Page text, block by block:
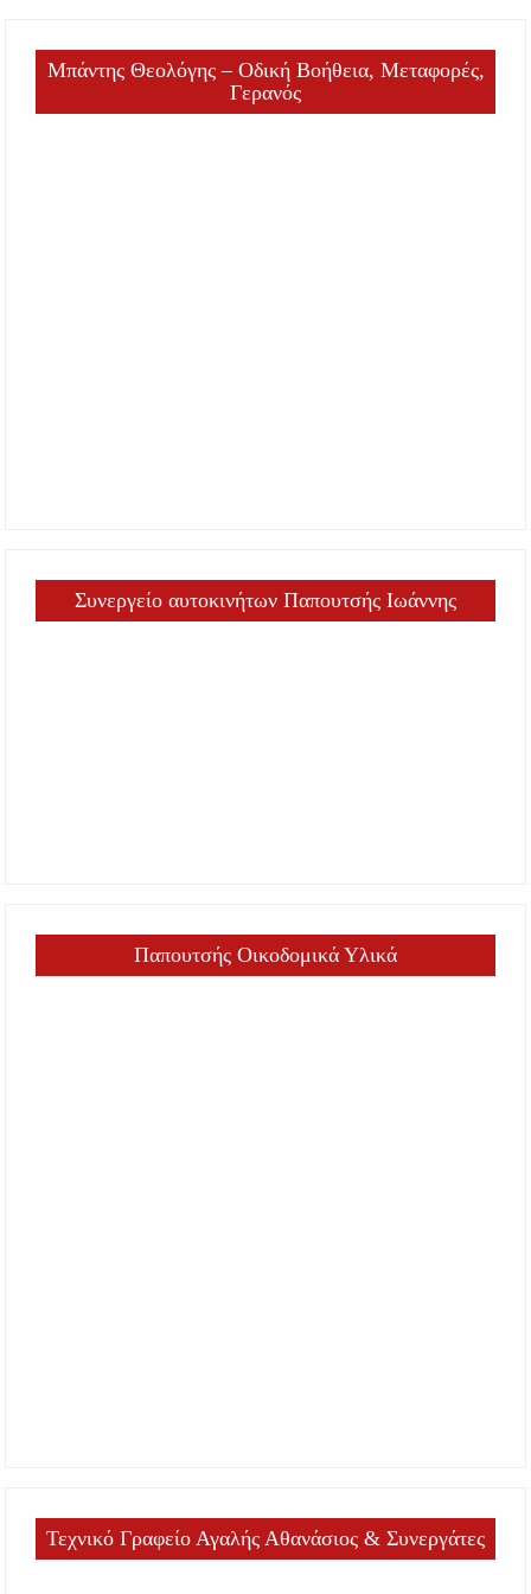
Μπάντης Θεολόγης – Οδική Βοήθεια, Μεταφορές,
Γερανός
Συνεργείο αυτοκινήτων Παπουτσής Ιωάννης
Παπουτσής Οικοδομικά Υλικά
Τεχνικό Γραφείο Αγαλής Αθανάσιος & Συνεργάτες